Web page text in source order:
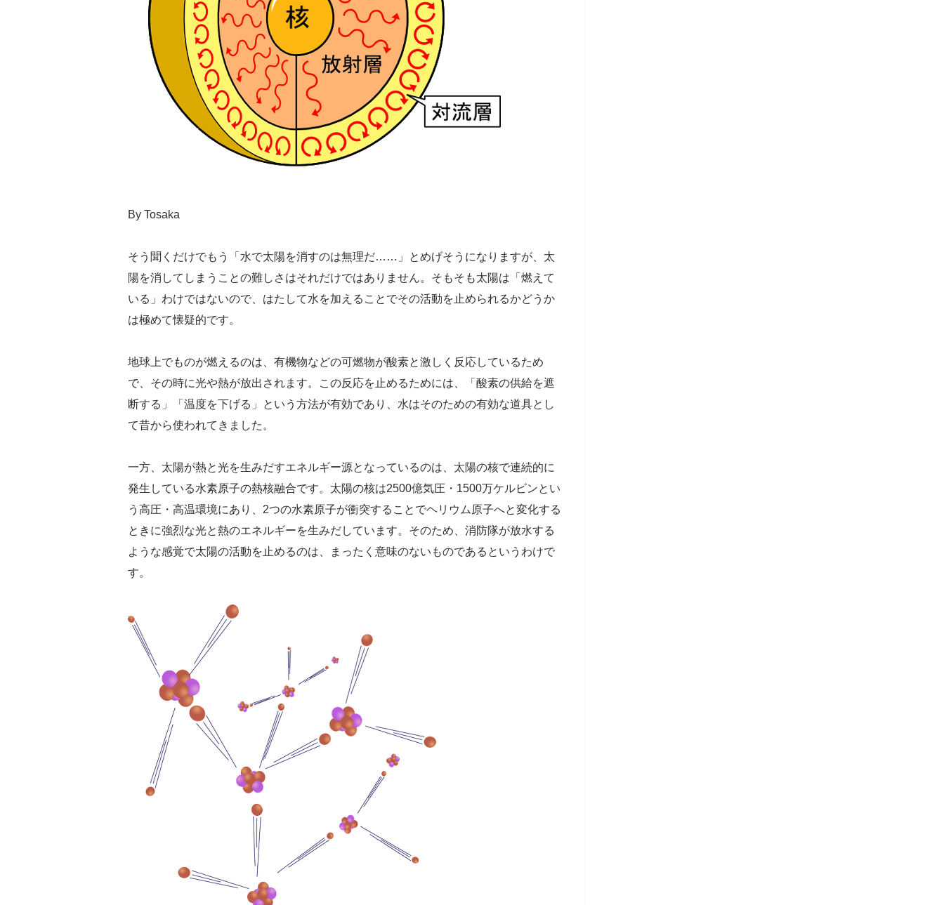
By Tosaka
そう聞くだけでもう「水で太陽を消すのは無理だ……」とめげそうになりますが、太
陽を消してしまうことの難しさはそれだけではありません。そもそも太陽は「燃えて
いる」わけではないので、はたして水を加えることでその活動を止められるかどうか
は極めて懐疑的です。
地球上でものが燃えるのは、有機物などの可燃物が酸素と激しく反応しているため
で、その時に光や熱が放出されます。この反応を止めるためには、「酸素の供給を遮
断する」「温度を下げる」という方法が有効であり、水はそのための有効な道具とし
て昔から使われてきました。
一方、太陽が熱と光を生みだすエネルギー源となっているのは、太陽の核で連続的に
発生している水素原子の熱核融合です。太陽の核は2500億気圧・1500万ケルビンとい
う高圧・高温環境にあり、2つの水素原子が衝突することでヘリウム原子へと変化する
ときに強烈な光と熱のエネルギーを生みだしています。そのため、消防隊が放水する
ような感覚で太陽の活動を止めるのは、まったく意味のないものであるというわけで
す。